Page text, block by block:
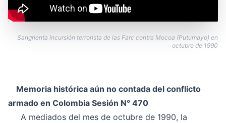
Sangrienta incursión terrorista de las Farc contra Mocoa (Putumayo) en
octubre de 1990
Memoria histórica aún no contada del conflicto
armado en Colombia Sesión N° 470
A mediados del mes de octubre de 1990, la